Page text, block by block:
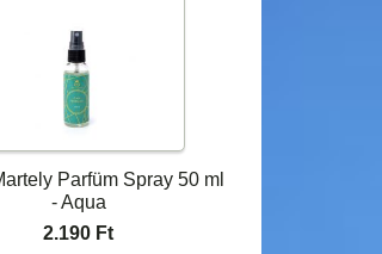
Parfüm Spray 50 ml
- Aqua
2.190 Ft